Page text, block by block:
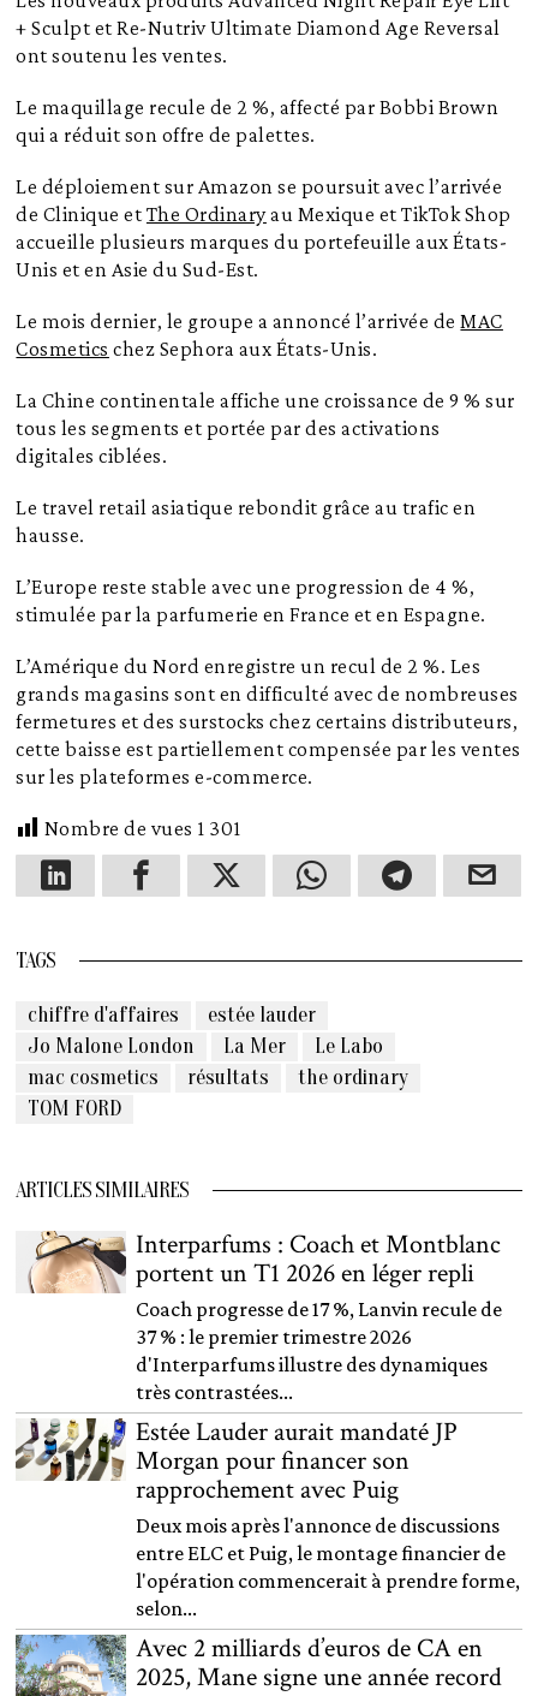
+ Sculpt et Re-Nutriv Ultimate Diamond Age Reversal
ont soutenu les ventes.
Le maquillage recule de 2 %, affecté par Bobbi Brown
qui a réduit son offre de palettes.
Le déploiement sur Amazon se poursuit avec l’arrivée
de Clinique et The Ordinaryau Mexique et TikTok Shop
accueille plusieurs marques du portefeuille aux États-
Unis et en Asie du Sud-Est.
Le mois dernier, le groupe a annoncé l’arrivée deMAC
Cosmetics chez Sephora aux États-Unis.
La Chine continentale affiche une croissance de 9 % sur
tous les segments et portée par des activations
digitales ciblées.
Le travel retail asiatique rebondit grâce au trafic en
hausse.
L’Europe reste stable avec une progression de 4 %,
stimulée par la parfumerie en France et en Espagne.
L’Amérique du Nord enregistre un recul de 2 %. Les
grands magasins sont en difficulté avec de nombreuses
fermetures et des surstocks chez certains distributeurs,
cette baisse est partiellement compensée par les ventes
sur les plateformes e-commerce.
Nombre de vues 1 301
TAGS
chiffre d'affaires
estée lauder
Jo Malone London
La Mer
Le Labo
mac cosmetics
résultats
the ordinary
TOM FORD
ARTICLES SIMILAIRES
Interparfums : Coach et Montblanc
portent un T1 2026 en léger repli
Coach progresse de 17 %, Lanvin recule de
37 % : le premier trimestre 2026
d'Interparfums illustre des dynamiques
très contrastées...
Estée Lauder aurait mandaté JP
Morgan pour financer son
rapprochement avec Puig
Deux mois après l'annonce de discussions
entre ELC et Puig, le montage financier de
l'opération commencerait à prendre forme,
selon...
Avec 2 milliards d’euros de CA en
2025, Mane signe une année record